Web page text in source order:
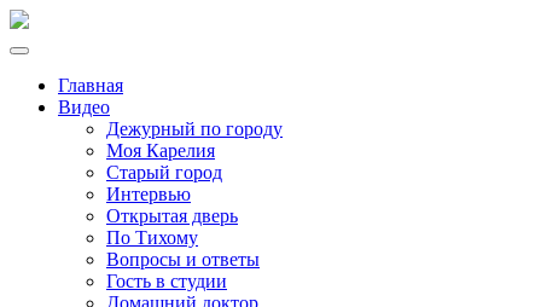
Главная
Видео
Дежурный по городу
Моя Карелия
Старый город
Интервью
Открытая дверь
По Тихому
Вопросы и ответы
Гость в студии
Домашний доктор